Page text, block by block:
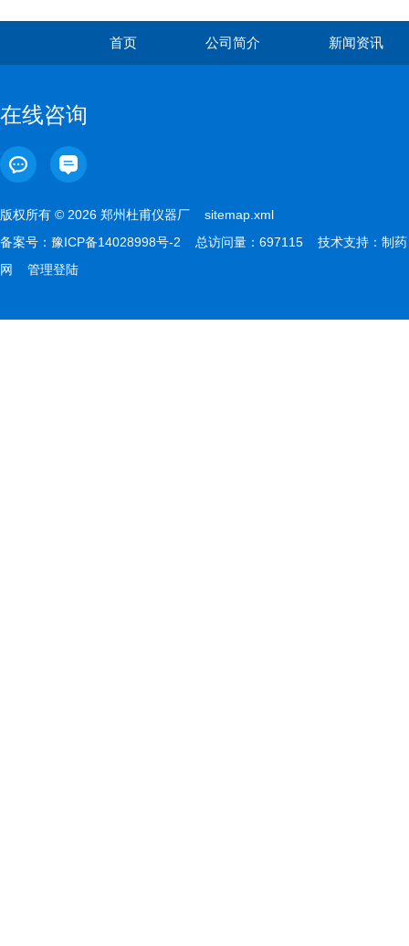
首页 公司简介 新闻资讯
在线咨询
版权所有 © 2026 郑州杜甫仪器厂 sitemap.xml
备案号： 豫ICP备14028998号-2 总访问量：697115 技术支持： 制药
网
管理登陆